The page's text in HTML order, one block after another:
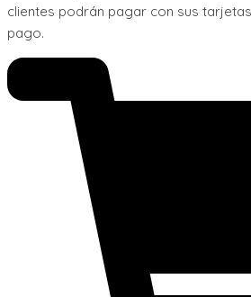
clientes podrán pagar con sus
pago.